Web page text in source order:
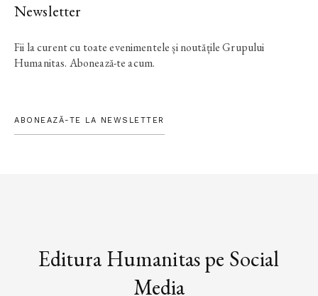
Newsletter
Fii la curent cu toate evenimentele și noutățile Grupului
Humanitas. Abonează-te acum.
ABONEAZĂ-TE LA NEWSLETTER
Editura Humanitas pe Social
Media